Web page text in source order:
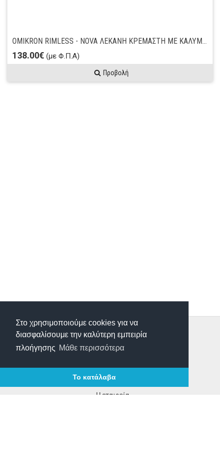
Στο χρησιμοποιούμε cookies για να
διασφαλίσουμε την καλύτερη εμπειρία
πλοήγησης Μάθε περισσότερα
Το κατάλαβα
138.00€ (με Φ.Π.Α)
Προβολή
Τρόποι Παραγγελίας
Τρόποι Πληρωμής
Τρόποι Αποστολής
Επικοινωνία
Η εταιρεία